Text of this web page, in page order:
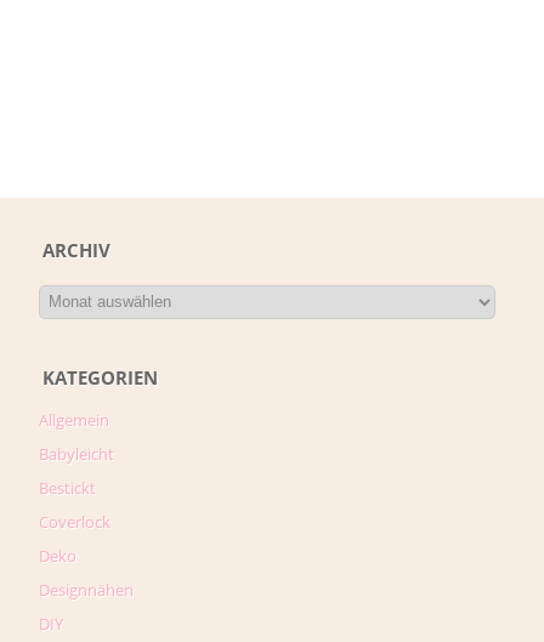
ARCHIV
KATEGORIEN
Allgemein
Babyleicht
Bestickt
Coverlock
Deko
Designnähen
DIY